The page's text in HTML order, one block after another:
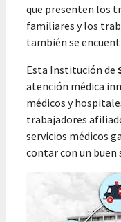
que presenten los
familiares y los
también se
Esta Institución de
atención médica
médicos y
trabajadores
servicios médicos
contar con un buen